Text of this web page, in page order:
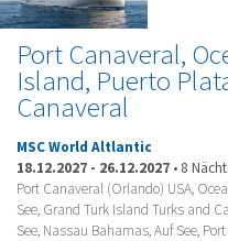
Port Canaveral,
Island, Puerto
Canaveral
MSC World Altlantic
18.12.2027 - 26.12.2027 • 8
Port Canaveral (Orlando) USA,
See, Grand Turk Island Turks and
See, Nassau Bahamas, Auf See,